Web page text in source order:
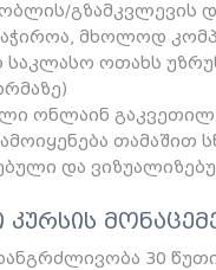
მხოლოდ
ოთახს
ონლაინ
თამაშით
და
კურსის
30